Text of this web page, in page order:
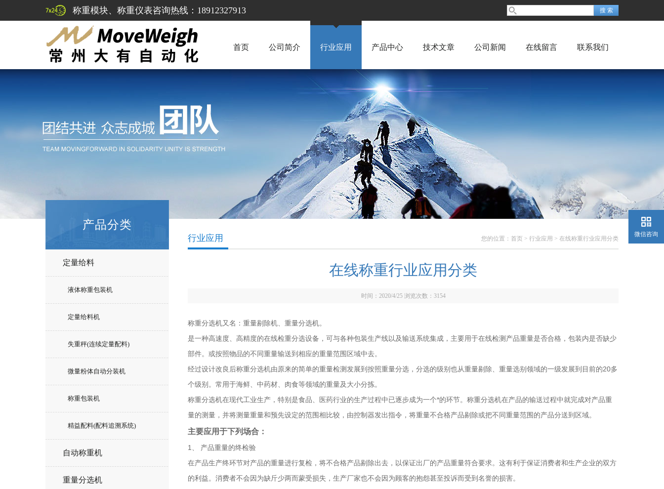
称重模块、称重仪表咨询热线：18912327913
首页 公司简介 行业应用 产品中心 技术文章 公司新闻 在线留言 联系我们
产品分类
定量给料
液体称重包装机
定量给料机
失重秤(连续定量配料)
微量粉体自动分装机
称重包装机
精益配料(配料追溯系统)
自动称重机
重量分选机
您的位置： 首页 > 行业应用 > 在线称重行业应用分类
行业应用
在线称重行业应用分类
时间：2020/4/25 浏览次数： 3154
称重分选机又名：重量剔除机、重量分选机。
是一种高速度、高精度的在线检重分选设备，可与各种包装生产线以及输送系统集成，主要用于在线检测产品重量是否合格，包装内是否缺少
部件。或按照物品的不同重量输送到相应的重量范围区域中去。
经过设计改良后称重分选机由原来的简单的重量检测发展到按照重量分选，分选的级别也从重量剔除、重量选别领域的一级发展到目前的20多
个级别。常用于海鲜、中药材、肉食等领域的重量及大小分拣。
称重分选机在现代工业生产，特别是食品、医药行业的生产过程中已逐步成为一个*的环节。称重分选机在产品的输送过程中就完成对产品重
量的测量，并将测量重量和预先设定的范围相比较，由控制器发出指令，将重量不合格产品剔除或把不同重量范围的产品分送到区域。
主要应用于下列场合：
1、 产品重量的终检验
在产品生产终环节对产品的重量进行复检，将不合格产品剔除出去，以保证出厂的产品重量符合要求。这有利于保证消费者和生产企业的双方
的利益。消费者不会因为缺斤少两而蒙受损失，生产厂家也不会因为顾客的抱怨甚至投诉而受到名誉的损害。
微信咨询